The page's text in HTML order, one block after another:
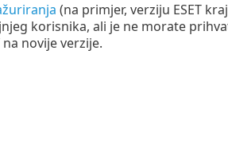
(na primjer, verziju ESET
korisnika, ali je ne morate
novije verzije.